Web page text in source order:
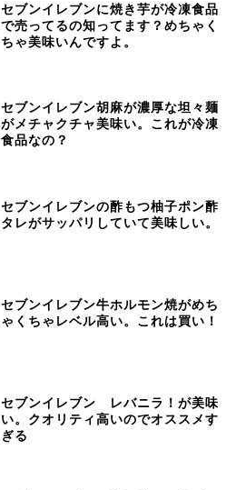
セブンイレブンに焼き芋が冷凍食品
で売ってるの知ってます？めちゃく
ちゃ美味いんですよ。
セブンイレブン胡麻が濃厚な坦々麺
がメチャクチャ美味い。これが冷凍
食品なの？
セブンイレブンの酢もつ柚子ポン酢
タレがサッパリしていて美味しい。
セブンイレブン牛ホルモン焼がめち
ゃくちゃレベル高い。これは買い！
セブンイレブン レバニラ！が美味
い。クオリティ高いのでオススメす
ぎる